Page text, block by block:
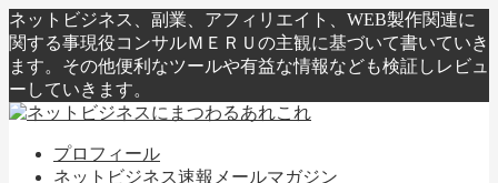
ネットビジネス、副業、アフィリエイト、WEB製作関連に
関する事現役コンサルＭＥＲＵの主観に基づいて書いていき
ます。その他便利なツールや有益な情報なども検証しレビュ
ーしていきます。
プロフィール
ネットビジネス速報メールマガジン